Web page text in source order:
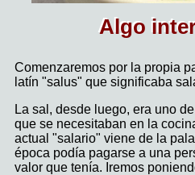
Algo
Comenzaremos por la propia
latín "salus" que significaba
La sal, desde luego, era uno
que se necesitaban en la
actual "salario" viene de la
época podía pagarse a una
valor que tenía. Iremos